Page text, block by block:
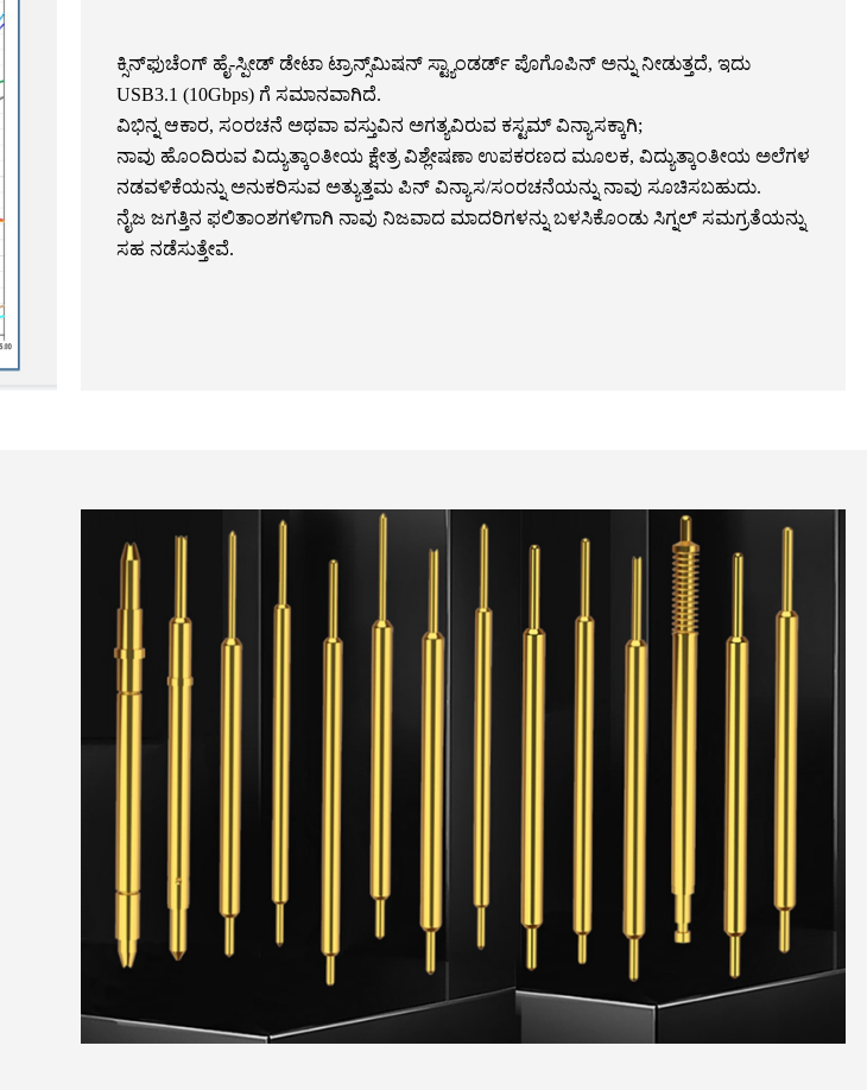
ಕ್ಸಿನ್‌ಫುಚೆಂಗ್ ಹೈ-ಸ್ಪೀಡ್ ಡೇಟಾ ಟ್ರಾನ್ಸ್‌ಮಿಷನ್ ಸ್ಟ್ಯಾಂಡರ್ಡ್ ಪೊಗೊಪಿನ್ ಅನ್ನು ನೀಡುತ್ತದೆ, ಇದು
USB3.1 (10Gbps) ಗೆ ಸಮಾನವಾಗಿದೆ.
ವಿಭಿನ್ನ ಆಕಾರ, ಸಂರಚನೆ ಅಥವಾ ವಸ್ತುವಿನ ಅಗತ್ಯವಿರುವ ಕಸ್ಟಮ್ ವಿನ್ಯಾಸಕ್ಕಾಗಿ;
ನಾವು ಹೊಂದಿರುವ ವಿದ್ಯುತ್ಕಾಂತೀಯ ಕ್ಷೇತ್ರ ವಿಶ್ಲೇಷಣಾ ಉಪಕರಣದ ಮೂಲಕ, ವಿದ್ಯುತ್ಕಾಂತೀಯ ಅಲೆಗಳ
ನಡವಳಿಕೆಯನ್ನು ಅನುಕರಿಸುವ ಅತ್ಯುತ್ತಮ ಪಿನ್ ವಿನ್ಯಾಸ/ಸಂರಚನೆಯನ್ನು ನಾವು ಸೂಚಿಸಬಹುದು.
ನೈಜ ಜಗತ್ತಿನ ಫಲಿತಾಂಶಗಳಿಗಾಗಿ ನಾವು ನಿಜವಾದ ಮಾದರಿಗಳನ್ನು ಬಳಸಿಕೊಂಡು ಸಿಗ್ನಲ್ ಸಮಗ್ರತೆಯನ್ನು
ಸಹ ನಡೆಸುತ್ತೇವೆ.